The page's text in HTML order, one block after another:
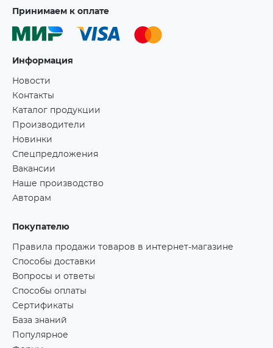
Принимаем к оплате
Информация
Новости
Контакты
Каталог продукции
Производители
Новинки
Спецпредложения
Вакансии
Наше производство
Авторам
Покупателю
Правила продажи товаров в интернет-магазине
Способы доставки
Вопросы и ответы
Способы оплаты
Сертификаты
База знаний
Популярное